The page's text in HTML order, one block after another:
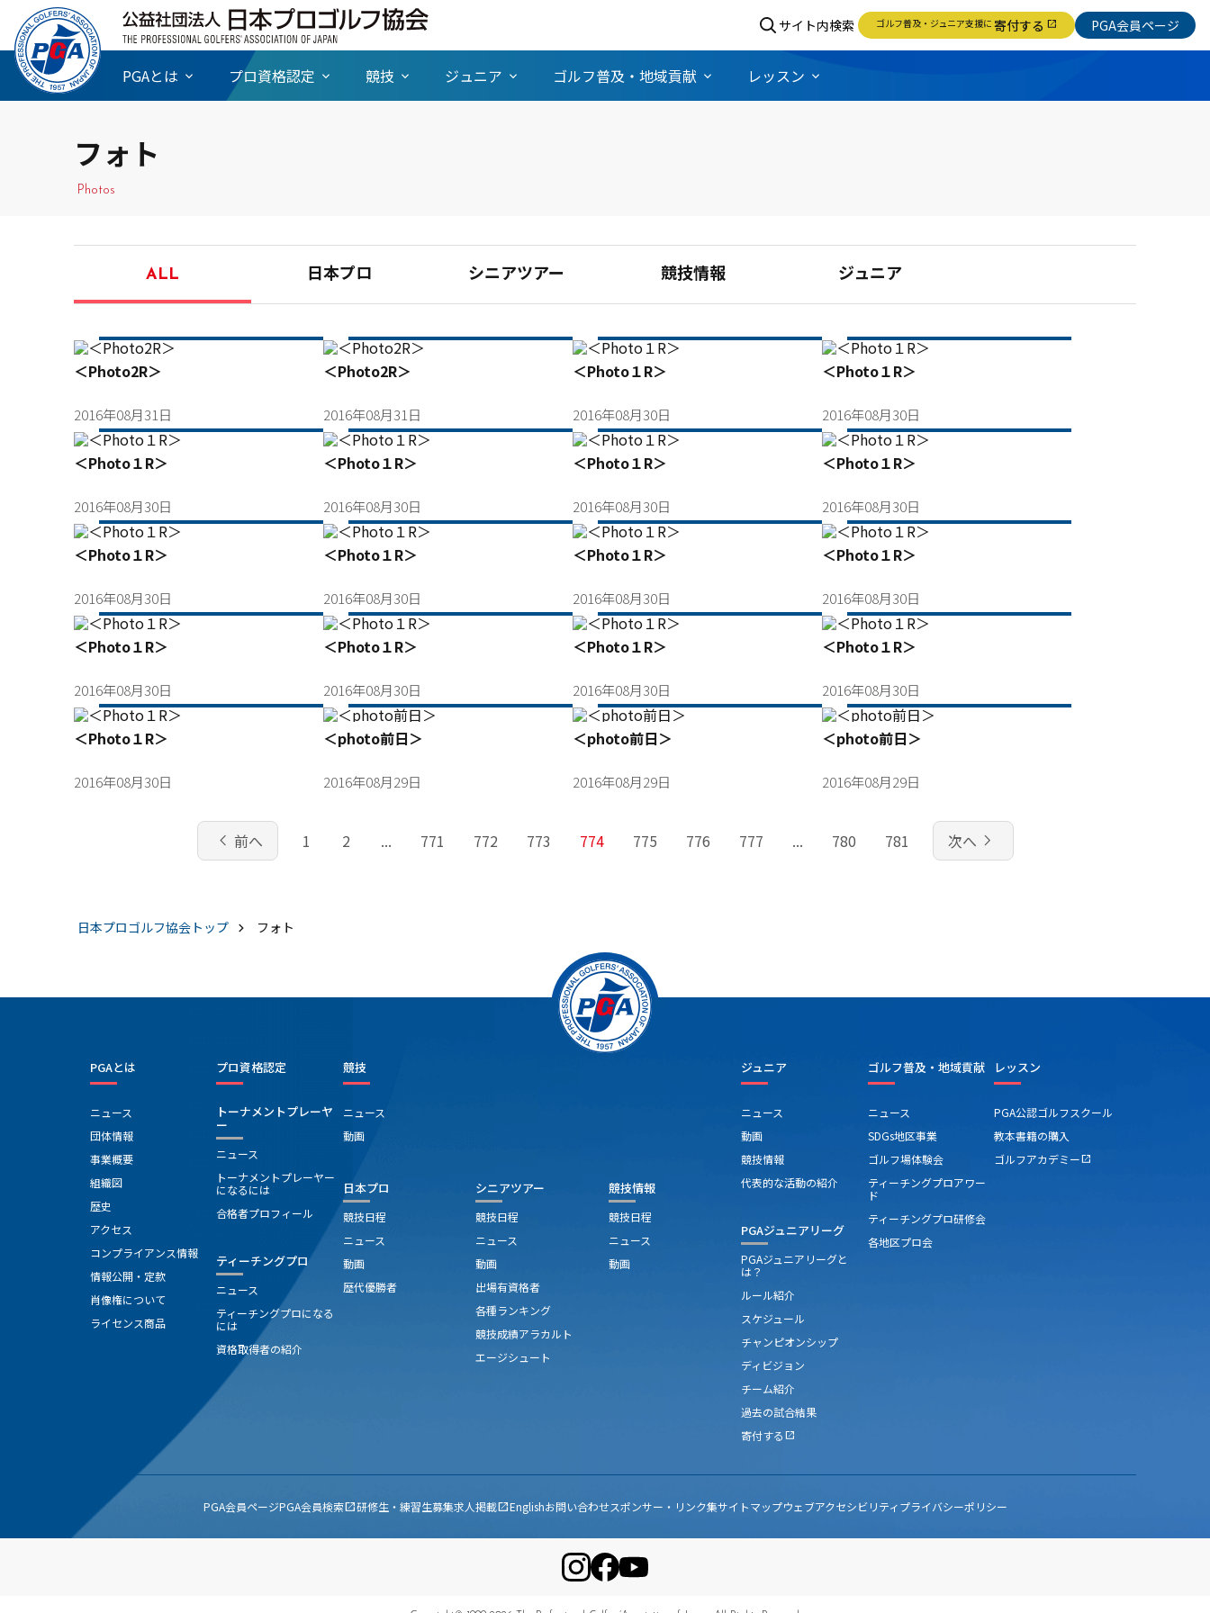
サイト内検索 ゴルフ普及・ジュニア支援に 寄付する open_in_new PGA会員ページ
PGAとは プロ資格認定 競技 ジュニア ゴルフ普及・地域貢献 レッスン
フォト
Photos
ALL 日本プロ シニアツアー 競技情報 ジュニア
＜Photo2R＞
2016年08月31日
＜Photo2R＞
2016年08月31日
＜Photo１R＞
2016年08月30日
＜Photo１R＞
2016年08月30日
＜Photo１R＞
2016年08月30日
＜Photo１R＞
2016年08月30日
＜Photo１R＞
2016年08月30日
＜Photo１R＞
2016年08月30日
＜Photo１R＞
2016年08月30日
＜Photo１R＞
2016年08月30日
＜Photo１R＞
2016年08月30日
＜Photo１R＞
2016年08月30日
＜Photo１R＞
2016年08月30日
＜Photo１R＞
2016年08月30日
＜Photo１R＞
2016年08月30日
＜Photo１R＞
2016年08月30日
＜Photo１R＞
2016年08月30日
＜photo前日＞
2016年08月29日
＜photo前日＞
2016年08月29日
＜photo前日＞
2016年08月29日
chevron_left 前へ 1 2 ... 771 772 773 774 775 776 777 ... 780 781 次へ navigate_next
日本プロゴルフ協会 トップ フォト
PGAとは
ニュース
団体情報
事業概要
組織図
歴史
アクセス
コンプライアンス情報
情報公開・定款
肖像権について
ライセンス商品
プロ資格認定
トーナメントプレーヤ
ー
ニュース
トーナメントプレーヤー
になるには
合格者プロフィール
ティーチングプロ
ニュース
ティーチングプロになる
には
資格取得者の紹介
競技
ニュース
動画
日本プロ
競技日程
ニュース
動画
歴代優勝者
シニアツアー
競技日程
ニュース
動画
出場有資格者
各種ランキング
競技成績アラカルト
エージシュート
競技情報
競技日程
ニュース
動画
ジュニア
ニュース
動画
競技情報
代表的な活動の紹介
PGAジュニアリーグ
PGAジュニアリーグと
は？
ルール紹介
スケジュール
チャンピオンシップ
ディビジョン
チーム紹介
過去の試合結果
寄付する open_in_new
ゴルフ普及・地域貢献
ニュース
SDGs地区事業
ゴルフ場体験会
ティーチングプロアワー
ド
ティーチングプロ研修会
各地区プロ会
レッスン
PGA公認ゴルフスクール
教本書籍の購入
ゴルフアカデミー open_in_new
PGA会員ページPGA会員検索open_in_new研修生・練習生募集求人掲載open_in_newEnglishお問い合わせスポンサー・リンク集サイトマップウェブアクセシビリティプライバシーポリシー